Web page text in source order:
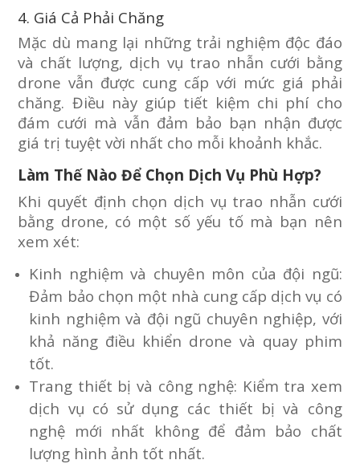
4. Giá Cả Phải Chăng
Mặc dù mang lại những trải nghiệm độc đáo
và chất lượng, dịch vụ trao nhẫn cưới bằng
drone vẫn được cung cấp với mức giá phải
chăng. Điều này giúp tiết kiệm chi phí cho
đám cưới mà vẫn đảm bảo bạn nhận được
giá trị tuyệt vời nhất cho mỗi khoảnh khắc.
Làm Thế Nào Để Chọn Dịch Vụ Phù Hợp?
Khi quyết định chọn dịch vụ trao nhẫn cưới
bằng drone, có một số yếu tố mà bạn nên
xem xét:
Kinh nghiệm và chuyên môn của đội ngũ:
Đảm bảo chọn một nhà cung cấp dịch vụ có
kinh nghiệm và đội ngũ chuyên nghiệp, với
khả năng điều khiển drone và quay phim
tốt.
Trang thiết bị và công nghệ: Kiểm tra xem
dịch vụ có sử dụng các thiết bị và công
nghệ mới nhất không để đảm bảo chất
lượng hình ảnh tốt nhất.